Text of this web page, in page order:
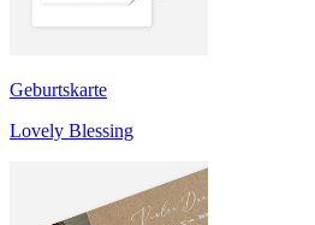
Geburtskarte
Lovely Blessing